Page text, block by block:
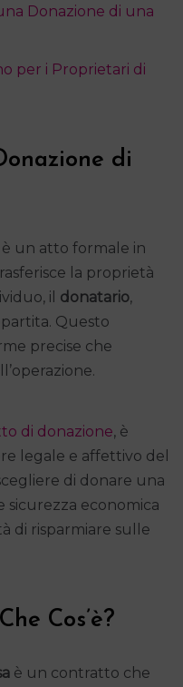
Donazione di una
per i Proprietari di
di
un atto formale in
la proprietà
il donatario,
Questo
precise che
di donazione, è
legale e affettivo del
di donare una
sicurezza economica
di risparmiare sulle
Cos’è?
è un contratto che